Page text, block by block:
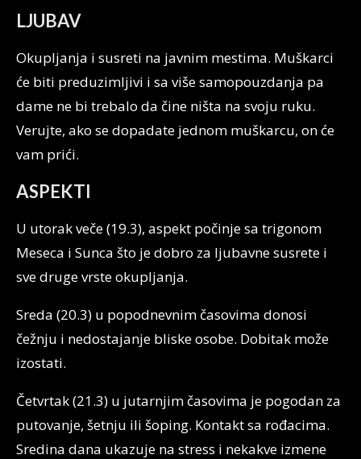
LJUBAV
Okupljanja i susreti na javnim mestima. Muškarci
će biti preduzimljivi i sa više samopouzdanja pa
dame ne bi trebalo da čine ništa na svoju ruku.
Verujte, ako se dopadate jednom muškarcu, on će
vam prići.
ASPEKTI
U utorak veče (19.3), aspekt počinje sa trigonom
Meseca i Sunca što je dobro za ljubavne susrete i
sve druge vrste okupljanja.
Sreda (20.3) u popodnevnim časovima donosi
čežnju i nedostajanje bliske osobe. Dobitak može
izostati.
Četvrtak (21.3) u jutarnjim časovima je pogodan za
putovanje, šetnju ili šoping. Kontakt sa rođacima.
Sredina dana ukazuje na stress i nekakve izmene